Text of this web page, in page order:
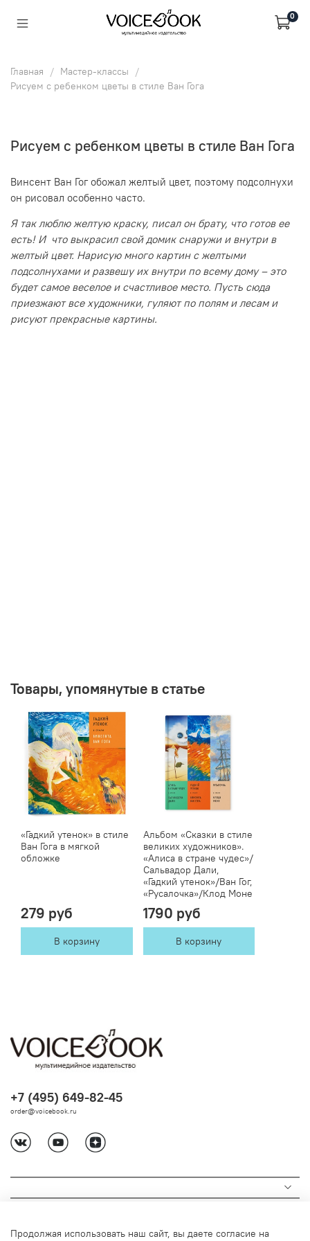
0
Главная
Мастер-классы
Рисуем с ребенком цветы в стиле Ван Гога
Рисуем с ребенком цветы в стиле Ван Гога
Винсент Ван Гог обожал желтый цвет, поэтому подсолнухи
он рисовал особенно часто.
Я так люблю желтую краску, писал он брату, что готов ее
есть! И что выкрасил свой домик снаружи и внутри в
желтый цвет. Нарисую много картин с желтыми
подсолнухами и развешу их внутри по всему дому – это
будет самое веселое и счастливое место. Пусть сюда
приезжают все художники, гуляют по полям и лесам и
рисуют прекрасные картины.
Товары, упомянутые в статье
«Гадкий утенок» в стиле
Ван Гога в мягкой
обложке
279 руб
В корзину
Альбом «Сказки в стиле
великих художников».
«Алиса в стране чудес»/
Сальвадор Дали,
«Гадкий утенок»/Ван Гог,
«Русалочка»/Клод Моне
1790 руб
В корзину
+7 (495) 649-82-45
order@voicebook.ru
Продолжая использовать наш сайт, вы даете согласие на